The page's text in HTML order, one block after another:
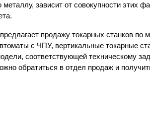
зависит от совокупности этих
продажу токарных станков по
с ЧПУ, вертикальные токарные
соответствующей техническому
обратиться в отдел продаж и